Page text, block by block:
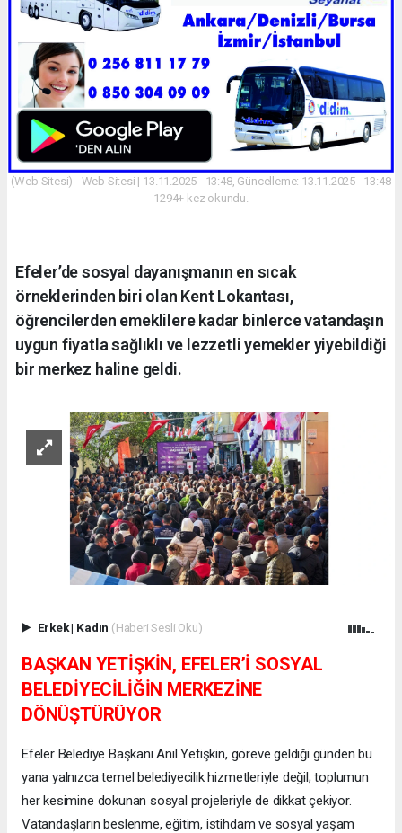
(Web Sitesi) - Web Sitesi | 13.11.2025 - 13:48, Güncelleme: 13.11.2025 - 13:48
1294+ kez okundu.
Efeler’de sosyal dayanışmanın en sıcak
örneklerinden biri olan Kent Lokantası,
öğrencilerden emeklilere kadar binlerce vatandaşın
uygun fiyatla sağlıklı ve lezzetli yemekler yiyebildiği
bir merkez haline geldi.
Erkek| Kadın (Haberi Sesli Oku)
BAŞKAN YETİŞKİN, EFELER’İ SOSYAL
BELEDİYECİLİĞİN MERKEZİNE
DÖNÜŞTÜRÜYOR
Efeler Belediye Başkanı Anıl Yetişkin, göreve geldiği günden bu
yana yalnızca temel belediyecilik hizmetleriyle değil; toplumun
her kesimine dokunan sosyal projeleriyle de dikkat çekiyor.
Vatandaşların beslenme, eğitim, istihdam ve sosyal yaşam